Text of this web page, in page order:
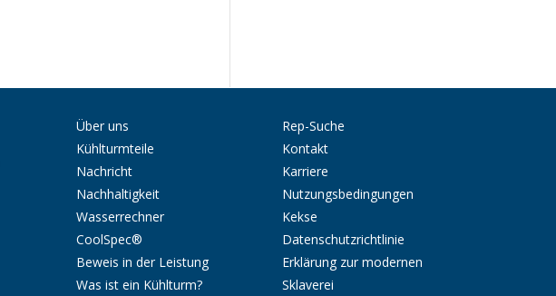
Über uns
Kühlturmteile
Nachricht
Nachhaltigkeit
Wasserrechner
CoolSpec®
Beweis in der Leistung
Was ist ein Kühlturm?
Rep-Suche
Kontakt
Karriere
Nutzungsbedingungen
Kekse
Datenschutzrichtlinie
Erklärung zur modernen
Sklaverei